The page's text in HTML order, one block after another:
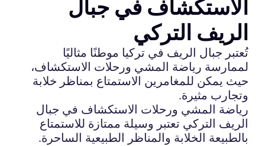
الاستكشاف في جبال
الريف التركي
تُعتبر جبال الريف في تركيا موطنًا مثاليًا
لممارسة رياضة المشي ورحلات الاستكشاف،
حيث يمكن للمغامرين الاستمتاع بمناظر خلابة
وتجارب مثيرة.
رياضة المشي ورحلات الاستكشاف في جبال
الريف التركي تعتبر وسيلة ممتازة للاستمتاع
بالطبيعة الخلابة والمناظر الطبيعية الساحرة.